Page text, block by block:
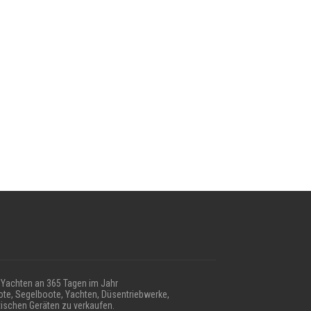
an 365 Tagen im Jahr
Segelboote, Yachten, Düsentriebwerke,
Geräten zu verkaufen.